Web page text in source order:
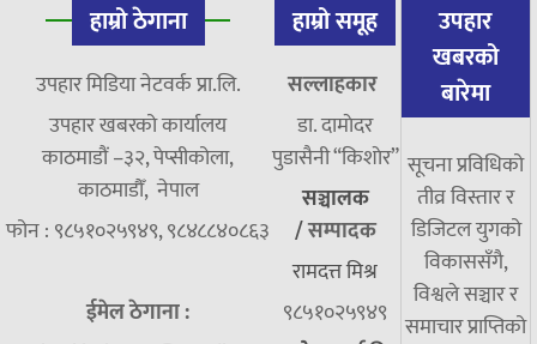
हाम्रो ठेगाना
उपहार मिडिया नेटवर्क प्रा.लि.
उपहार खबरको कार्यालय
काठमाडौं –३२, पेप्सीकोला,
काठमाडौँ, नेपाल
फोन : ९८५१०२५९४९, ९८४८८४०८६३
ईमेल ठेगाना :
हाम्रो समूह
सल्लाहकार
डा. दामाेदर
पुडासैनी “किशाेर”
सञ्चालक
/सम्पादक
रामदत्त मिश्र
९८५१०२५९४९
उपहार
खबरको
बारेमा
सूचना प्रविधिको
तीव्र विस्तार र
डिजिटल युगको
विकाससँगै,
विश्वले सञ्चार र
समाचार प्राप्तिको